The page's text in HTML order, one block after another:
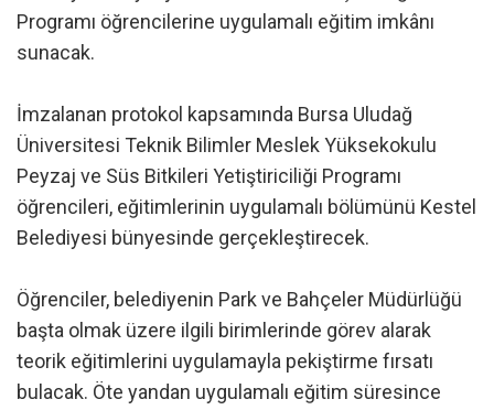
Programı öğrencilerine uygulamalı eğitim imkânı
sunacak.
İmzalanan protokol kapsamında Bursa Uludağ
Üniversitesi Teknik Bilimler Meslek Yüksekokulu
Peyzaj ve Süs Bitkileri Yetiştiriciliği Programı
öğrencileri, eğitimlerinin uygulamalı bölümünü Kestel
Belediyesi bünyesinde gerçekleştirecek.
Öğrenciler, belediyenin Park ve Bahçeler Müdürlüğü
başta olmak üzere ilgili birimlerinde görev alarak
teorik eğitimlerini uygulamayla pekiştirme fırsatı
bulacak. Öte yandan uygulamalı eğitim süresince